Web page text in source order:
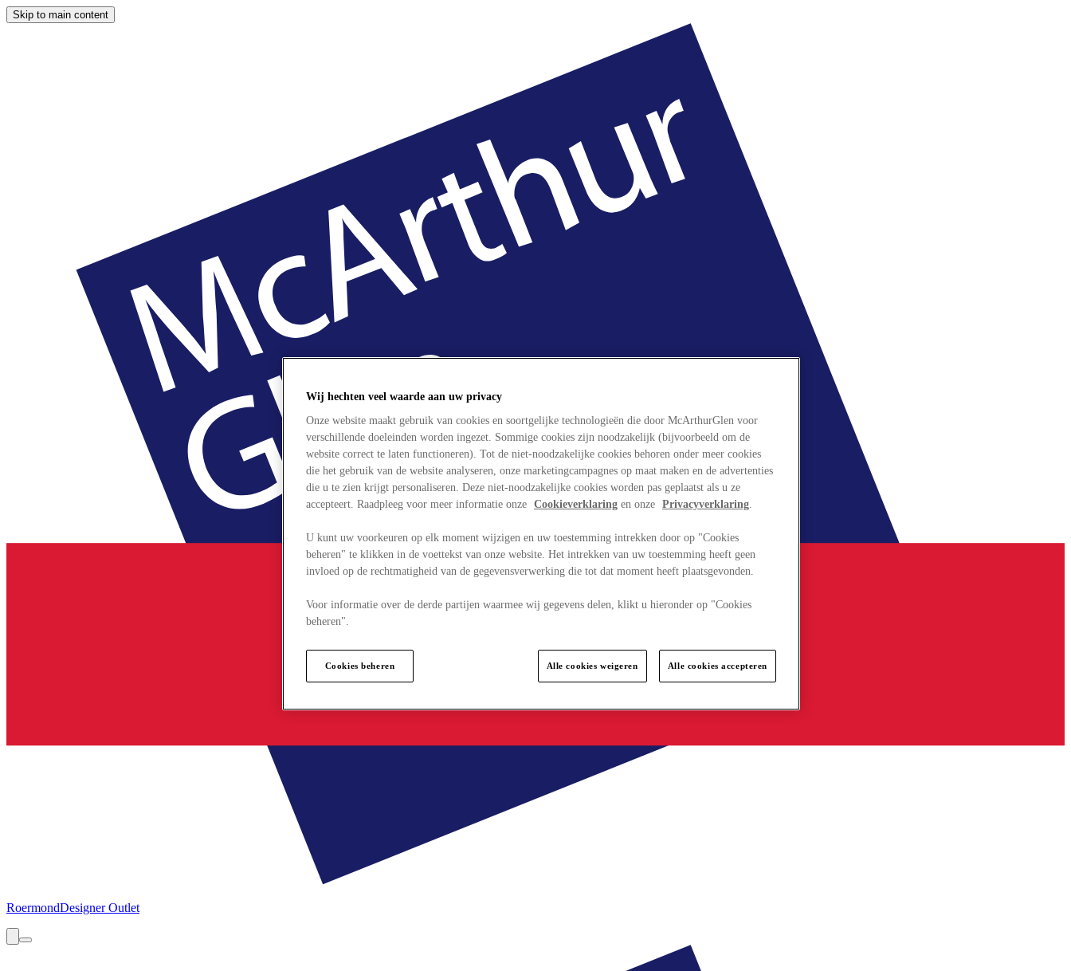
Skip to main content
RoermondDesigner Outlet
Wij hechten veel waarde aan uw privacy
Onze website maakt gebruik van cookies en soortgelijke technologieën die door McArthurGlen voor
verschillende doeleinden worden ingezet. Sommige cookies zijn noodzakelijk (bijvoorbeeld om de
website correct te laten functioneren). Tot de niet-noodzakelijke cookies behoren onder meer cookies
die het gebruik van de website analyseren, onze marketingcampagnes op maat maken en de advertenties
die u te zien krijgt personaliseren. Deze niet-noodzakelijke cookies worden pas geplaatst als u ze
accepteert. Raadpleeg voor meer informatie onze Cookieverklaring en onze Privacyverklaring.
U kunt uw voorkeuren op elk moment wijzigen en uw toestemming intrekken door op "Cookies
beheren" te klikken in de voettekst van onze website. Het intrekken van uw toestemming heeft geen
invloed op de rechtmatigheid van de gegevensverwerking die tot dat moment heeft plaatsgevonden.
Voor informatie over de derde partijen waarmee wij gegevens delen, klikt u hieronder op "Cookies
beheren".
Cookies beheren Alle cookies weigeren Alle cookies accepteren